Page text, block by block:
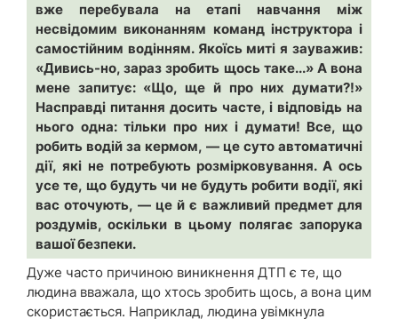
вже перебувала на етапі навчання між
несвідомим виконанням команд інструктора і
самостійним водінням. Якоїсь миті я зауважив:
«Дивись-но, зараз зробить щось таке...» А вона
мене запитує: «Що, ще й про них думати?!»
Насправді питання досить часте, і відповідь на
нього одна: тільки про них і думати! Все, що
робить водій за кермом, — це суто автоматичні
дії, які не потребують розмірковування. А ось
усе те, що будуть чи не будуть робити водії, які
вас оточують, — це й є важливий предмет для
роздумів, оскільки в цьому полягає запорука
вашої безпеки.
Дуже часто причиною виникнення ДТП є те, що
людина вважала, що хтось зробить щось, а вона цим
скористається. Наприклад, людина увімкнула